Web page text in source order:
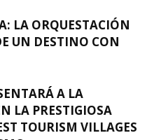
LA ORQUESTACIÓN
UN DESTINO CON
A LA
LA PRESTIGIOSA
TOURISM VILLAGES